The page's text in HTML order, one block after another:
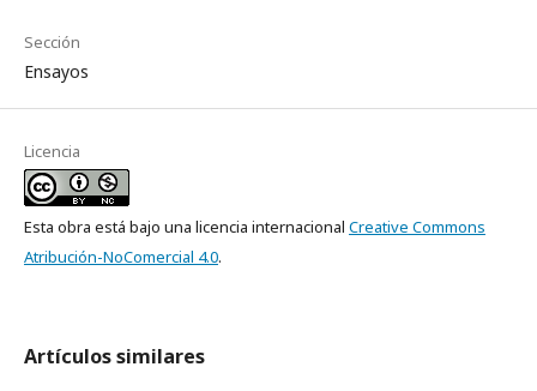
Sección
Ensayos
Licencia
Esta obra está bajo una licencia internacional Creative Commons
Atribución-NoComercial 4.0.
Artículos similares